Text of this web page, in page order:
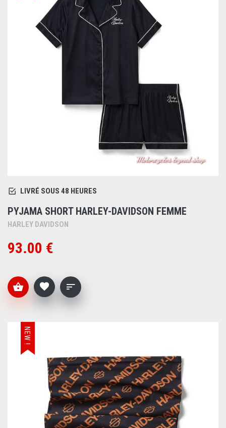
LIVRÉ SOUS 48 HEURES
PYJAMA SHORT HARLEY-DAVIDSON FEMME
HARLEY DAVIDSON
93.00 €
NEW !